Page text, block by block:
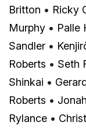
Britton • Ricky
Murphy • Palle
Sandler •
Roberts • Seth
Shinkai •
Roberts •
Rylance •